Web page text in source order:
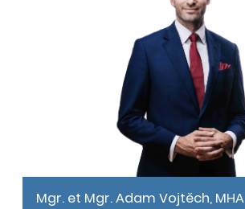
Mgr. et Mgr. Adam Vojtěch, MHA